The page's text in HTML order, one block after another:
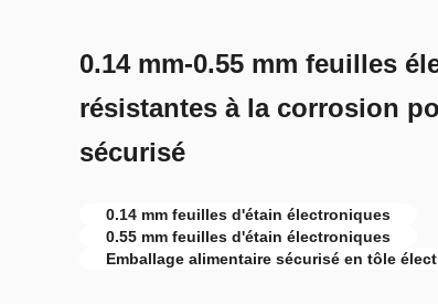
0.14 mm-0.55 mm feuilles
résistantes à la corrosion
sécurisé
0.14 mm feuilles d'étain électroniques
0.55 mm feuilles d'étain électroniques
Emballage alimentaire sécurisé en tôle